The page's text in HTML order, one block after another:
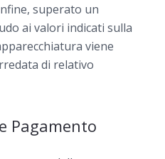
superato un
ai valori indicati sulla
viene
di relativo
Pagamento